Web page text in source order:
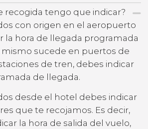
recogida tengo que indicar?
con origen en el aeropuerto
la hora de llegada programada
mismo sucede en puertos de
de tren, debes indicar
de llegada.
desde el hotel debes indicar
que te recojamos. Es decir,
la hora de salida del vuelo,